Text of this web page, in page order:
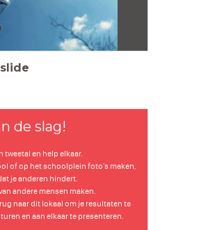
de slag!
tweetal en help elkaar.
of op het schoolplein foto's maken,
je anderen hindert.
andere mensen maken.
naar dit lokaal om je resultaten te
en aan elkaar te presenteren.